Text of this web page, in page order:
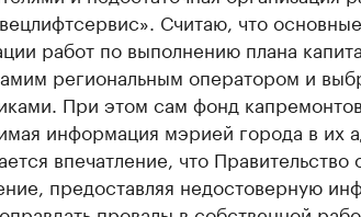
Считаю, что
работ по выполнению плана
региональным оператором и
При этом сам фонд
информация мэрией города в их
впечатление, что Правительство
предоставляя недостоверную